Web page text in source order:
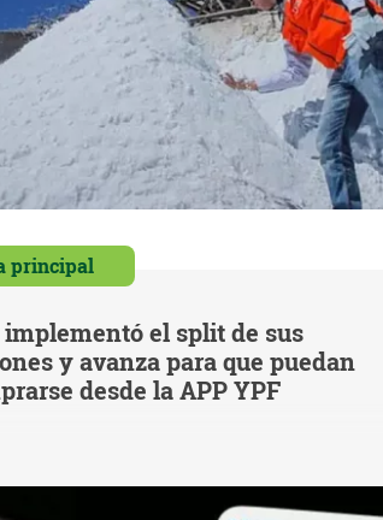
principal
implementó el split de sus
y avanza para que puedan
desde la APP YPF